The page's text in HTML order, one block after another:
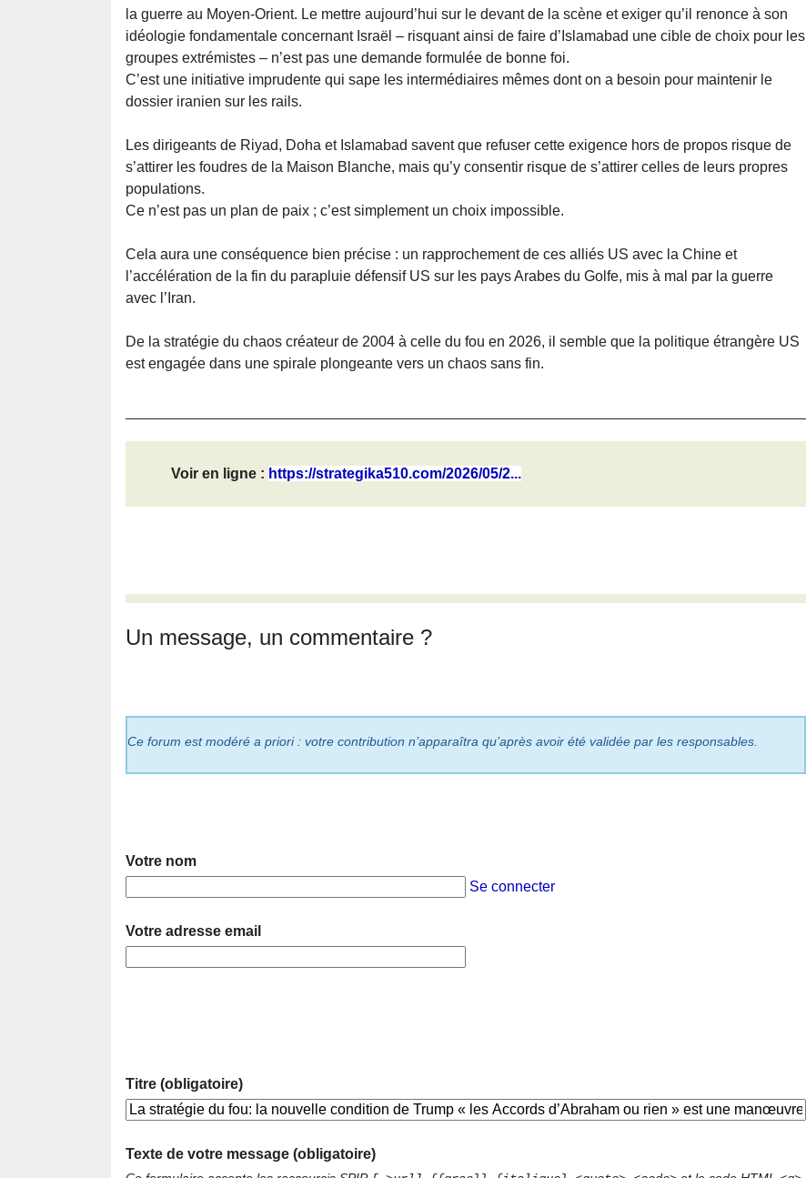
la guerre au Moyen-Orient. Le mettre aujourd’hui sur le devant de la scène et exiger qu’il renonce à son
idéologie fondamentale concernant Israël – risquant ainsi de faire d’Islamabad une cible de choix pour les
groupes extrémistes – n’est pas une demande formulée de bonne foi.
C’est une initiative imprudente qui sape les intermédiaires mêmes dont on a besoin pour maintenir le
dossier iranien sur les rails.
Les dirigeants de Riyad, Doha et Islamabad savent que refuser cette exigence hors de propos risque de
s’attirer les foudres de la Maison Blanche, mais qu’y consentir risque de s’attirer celles de leurs propres
populations.
Ce n’est pas un plan de paix ; c’est simplement un choix impossible.
Cela aura une conséquence bien précise : un rapprochement de ces alliés US avec la Chine et
l’accélération de la fin du parapluie défensif US sur les pays Arabes du Golfe, mis à mal par la guerre
avec l’Iran.
De la stratégie du chaos créateur de 2004 à celle du fou en 2026, il semble que la politique étrangère US
est engagée dans une spirale plongeante vers un chaos sans fin.
Voir en ligne : https://strategika510.com/2026/05/2...
Un message, un commentaire ?
Ce forum est modéré a priori : votre contribution n’apparaîtra qu’après avoir été validée par les responsables.
Votre nom
Se connecter
Votre adresse email
Titre (obligatoire)
Texte de votre message (obligatoire)